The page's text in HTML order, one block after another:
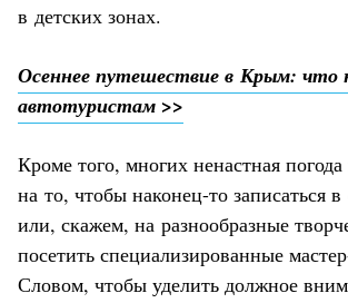
в детских зонах.
Осеннее путешествие в Крым: что
автотуристам >>
Кроме того, многих ненастная
на то, чтобы наконец-то записаться
или, скажем, на разнообразные
посетить специализированные
Словом, чтобы уделить должное